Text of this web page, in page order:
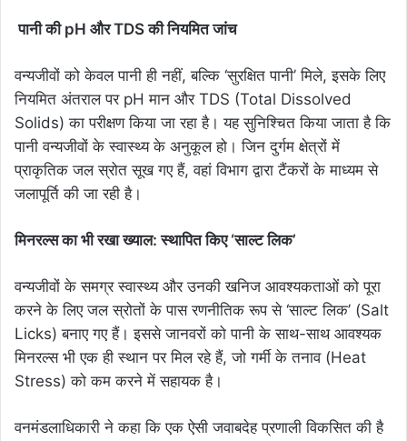
पानी की pH और TDS की नियमित जांच
वन्यजीवों को केवल पानी ही नहीं, बल्कि ‘सुरक्षित पानी’ मिले, इसके लिए
नियमित अंतराल पर pH मान और TDS (Total Dissolved
Solids) का परीक्षण किया जा रहा है। यह सुनिश्चित किया जाता है कि
पानी वन्यजीवों के स्वास्थ्य के अनुकूल हो। जिन दुर्गम क्षेत्रों में
प्राकृतिक जल स्रोत सूख गए हैं, वहां विभाग द्वारा टैंकरों के माध्यम से
जलापूर्ति की जा रही है।
मिनरल्स का भी रखा ख्याल: स्थापित किए ‘साल्ट लिक’
वन्यजीवों के समग्र स्वास्थ्य और उनकी खनिज आवश्यकताओं को पूरा
करने के लिए जल स्रोतों के पास रणनीतिक रूप से ‘साल्ट लिक’ (Salt
Licks) बनाए गए हैं। इससे जानवरों को पानी के साथ-साथ आवश्यक
मिनरल्स भी एक ही स्थान पर मिल रहे हैं, जो गर्मी के तनाव (Heat
Stress) को कम करने में सहायक है।
वनमंडलाधिकारी ने कहा कि एक ऐसी जवाबदेह प्रणाली विकसित की है